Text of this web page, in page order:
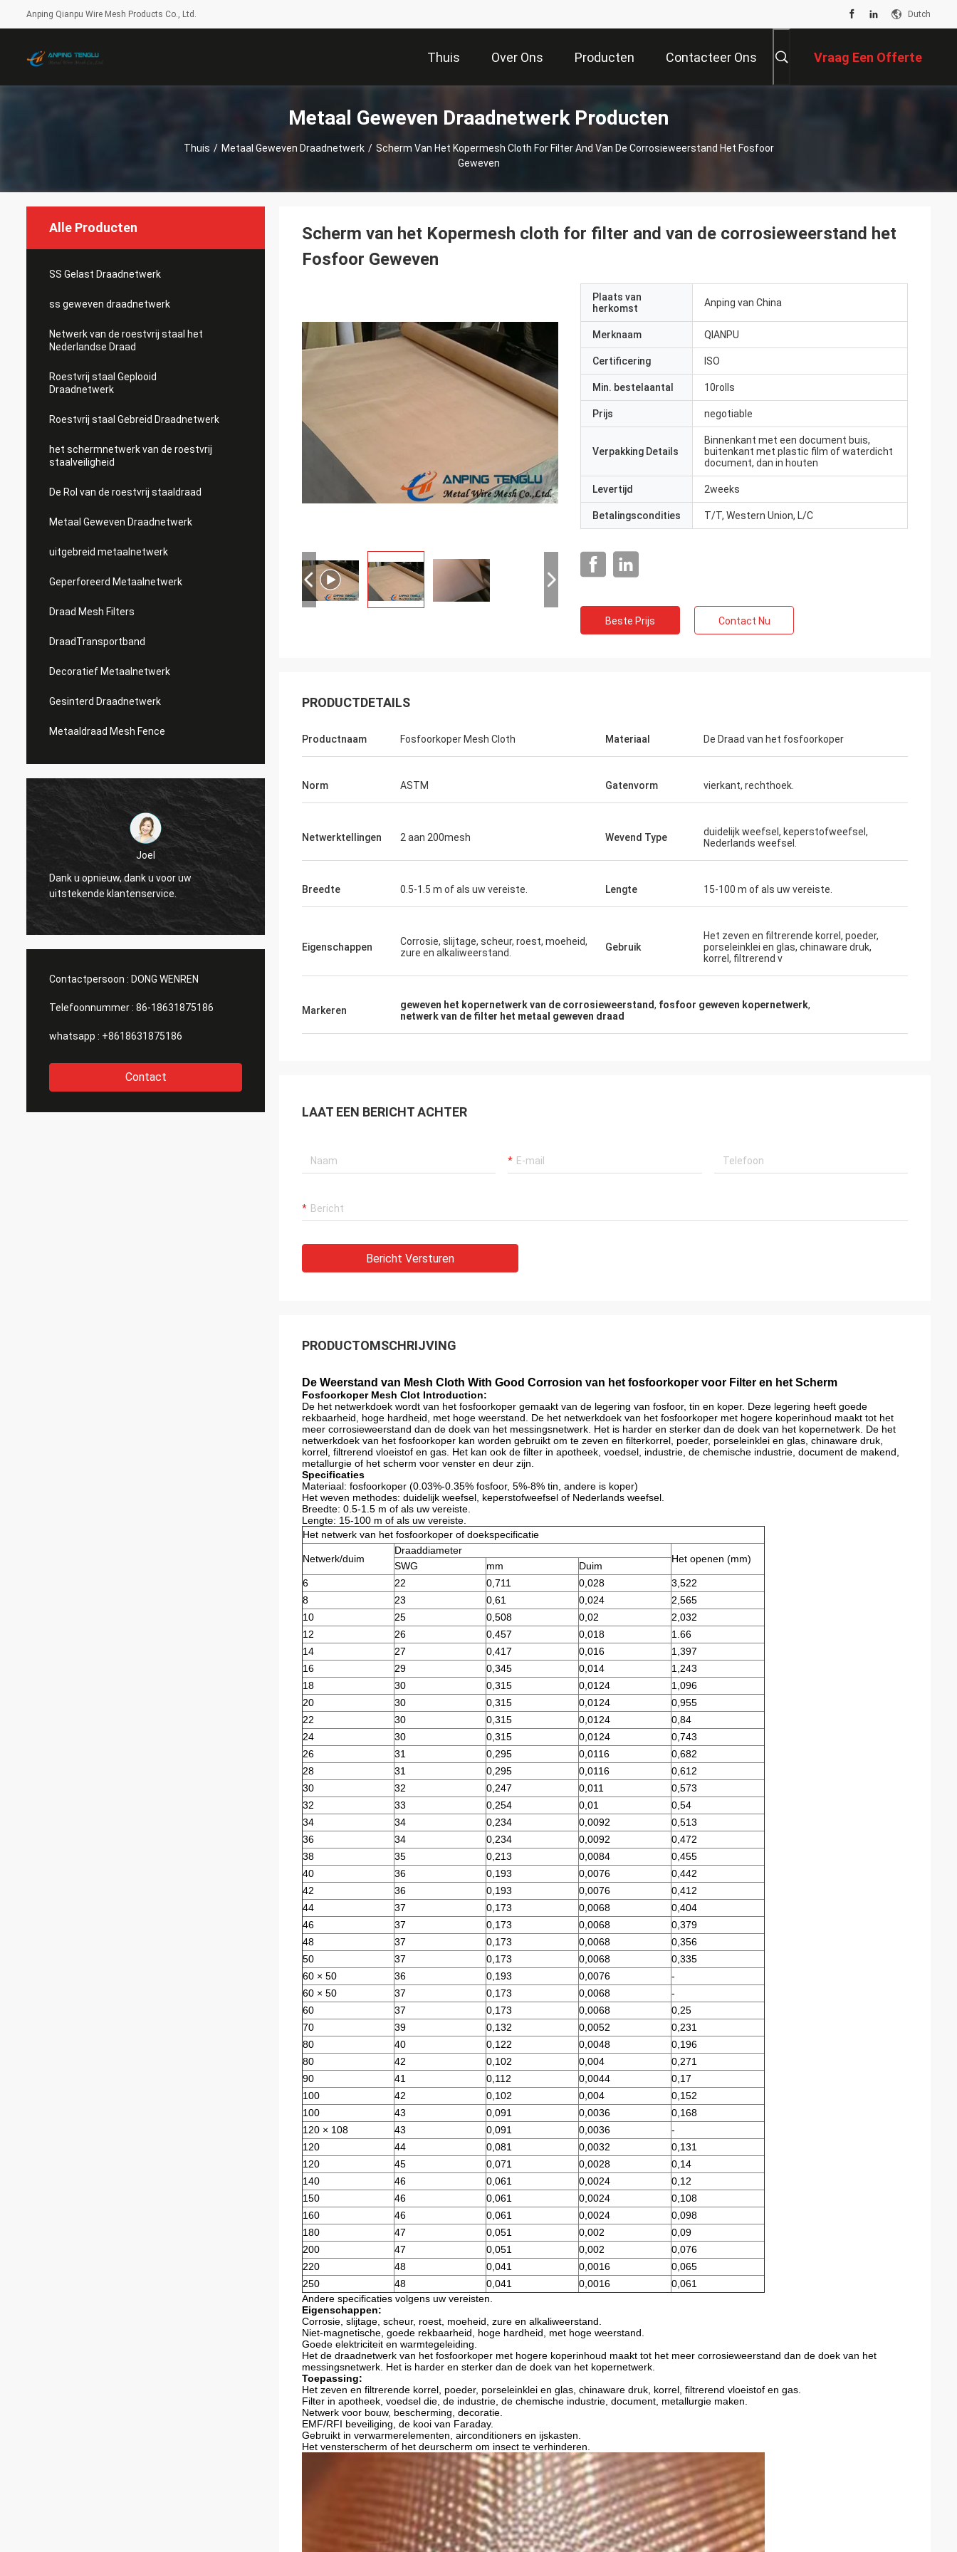
Anping Qianpu Wire Mesh Products Co., Ltd. Dutch
Thuis Over Ons Producten Contacteer Ons Vraag Een Offerte
Metaal Geweven Draadnetwerk Producten
Thuis / Metaal Geweven Draadnetwerk / Scherm Van Het Kopermesh Cloth For Filter And Van De Corrosieweerstand Het Fosfoor
Geweven
Alle Producten
SS Gelast Draadnetwerk
ss geweven draadnetwerk
Netwerk van de roestvrij staal het
Nederlandse Draad
Roestvrij staal Geplooid
Draadnetwerk
Roestvrij staal Gebreid Draadnetwerk
het schermnetwerk van de roestvrij
staalveiligheid
De Rol van de roestvrij staaldraad
Metaal Geweven Draadnetwerk
uitgebreid metaalnetwerk
Geperforeerd Metaalnetwerk
Draad Mesh Filters
DraadTransportband
Decoratief Metaalnetwerk
Gesinterd Draadnetwerk
Metaaldraad Mesh Fence
Joel
Dank u opnieuw, dank u voor uw
uitstekende klantenservice.
uitstekende klantenservice.
Contactpersoon : DONG WENREN
Telefoonnummer : 86-18631875186
whatsapp : +8618631875186
Contact
Scherm van het Kopermesh cloth for filter and van de corrosieweerstand het
Fosfoor Geweven
Plaats van
herkomst
Anping van China
Merknaam QIANPU
Certificering ISO
Min. bestelaantal 10rolls
Prijs negotiable
Verpakking Details
Binnenkant met een document buis,
buitenkant met plastic film of waterdicht
document, dan in houten
Levertijd 2weeks
Betalingscondities T/T, Western Union, L/C
Beste Prijs Contact Nu
PRODUCTDETAILS
Productnaam Fosfoorkoper Mesh Cloth Materiaal De Draad van het fosfoorkoper
Norm ASTM Gatenvorm vierkant, rechthoek.
Netwerktellingen 2 aan 200mesh Wevend Type
duidelijk weefsel, keperstofweefsel,
Nederlands weefsel.
Breedte 0.5-1.5 m of als uw vereiste. Lengte 15-100 m of als uw vereiste.
Eigenschappen
Corrosie, slijtage, scheur, roest, moeheid,
zure en alkaliweerstand.
Gebruik
Het zeven en filtrerende korrel, poeder,
porseleinklei en glas, chinaware druk,
korrel, filtrerend v
Markeren geweven het kopernetwerk van de corrosieweerstand, fosfoor geweven kopernetwerk,
netwerk van de filter het metaal geweven draad
LAAT EEN BERICHT ACHTER
Bericht Versturen
PRODUCTOMSCHRIJVING
De Weerstand van Mesh Cloth With Good Corrosion van het fosfoorkoper voor Filter en het Scherm
Fosfoorkoper Mesh Clot Introduction:
De het netwerkdoek wordt van het fosfoorkoper gemaakt van de legering van fosfoor, tin en koper. Deze legering heeft goede
rekbaarheid, hoge hardheid, met hoge weerstand. De het netwerkdoek van het fosfoorkoper met hogere koperinhoud maakt tot het
meer corrosieweerstand dan de doek van het messingsnetwerk. Het is harder en sterker dan de doek van het kopernetwerk. De het
netwerkdoek van het fosfoorkoper kan worden gebruikt om te zeven en filterkorrel, poeder, porseleinklei en glas, chinaware druk,
korrel, filtrerend vloeistof en gas. Het kan ook de filter in apotheek, voedsel, industrie, de chemische industrie, document de makend,
metallurgie of het scherm voor venster en deur zijn.
Specificaties
Materiaal: fosfoorkoper (0.03%-0.35% fosfoor, 5%-8% tin, andere is koper)
Het weven methodes: duidelijk weefsel, keperstofweefsel of Nederlands weefsel.
Breedte: 0.5-1.5 m of als uw vereiste.
Lengte: 15-100 m of als uw vereiste.
Het netwerk van het fosfoorkoper of doekspecificatie
Netwerk/duim
Draaddiameter
Het openen (mm)
SWG mm
Duim
6
22 0,711 0,028
3,522
8
23 0,61 0,024
2,565
10
25 0,508 0,02
2,032
12
26 0,457 0,018
1.66
14
27 0,417 0,016
1,397
16
29 0,345 0,014
1,243
18
30 0,315 0,0124
1,096
20
30 0,315 0,0124
0,955
22
30 0,315 0,0124
0,84
24
30 0,315 0,0124
0,743
26
31 0,295 0,0116
0,682
28
31 0,295 0,0116
0,612
30
32 0,247 0,011
0,573
32
33 0,254 0,01
0,54
34
34 0,234 0,0092
0,513
36
34 0,234 0,0092
0,472
38
35 0,213 0,0084
0,455
40
36 0,193 0,0076
0,442
42
36 0,193 0,0076
0,412
44
37 0,173 0,0068
0,404
46
37 0,173 0,0068
0,379
48
37 0,173 0,0068
0,356
50
37 0,173 0,0068
0,335
60 × 50
36 0,193 0,0076
-
60 × 50
37 0,173 0,0068
-
60
37 0,173 0,0068
0,25
70
39 0,132 0,0052
0,231
80
40 0,122 0,0048
0,196
80
42 0,102 0,004
0,271
90
41 0,112 0,0044
0,17
100
42 0,102 0,004
0,152
100
43 0,091 0,0036
0,168
120 × 108
43 0,091 0,0036
-
120
44 0,081 0,0032
0,131
120
45 0,071 0,0028
0,14
140
46 0,061 0,0024
0,12
150
46 0,061 0,0024
0,108
160
46 0,061 0,0024
0,098
180
47 0,051 0,002
0,09
200
47 0,051 0,002
0,076
220
48 0,041 0,0016
0,065
250
48 0,041 0,0016
0,061
Andere specificaties volgens uw vereisten.
Eigenschappen:
Corrosie, slijtage, scheur, roest, moeheid, zure en alkaliweerstand.
Niet-magnetische, goede rekbaarheid, hoge hardheid, met hoge weerstand.
Goede elektriciteit en warmtegeleiding.
Het de draadnetwerk van het fosfoorkoper met hogere koperinhoud maakt tot het meer corrosieweerstand dan de doek van het
messingsnetwerk. Het is harder en sterker dan de doek van het kopernetwerk.
Toepassing:
Het zeven en filtrerende korrel, poeder, porseleinklei en glas, chinaware druk, korrel, filtrerend vloeistof en gas.
Filter in apotheek, voedsel die, de industrie, de chemische industrie, document, metallurgie maken.
Netwerk voor bouw, bescherming, decoratie.
EMF/RFI beveiliging, de kooi van Faraday.
Gebruikt in verwarmerelementen, airconditioners en ijskasten.
Het vensterscherm of het deurscherm om insect te verhinderen.